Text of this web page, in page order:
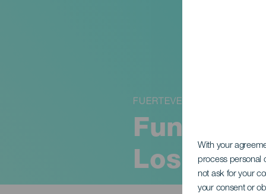
With your
process personal
not ask for your
your consent or
Los
FUERTEVENTURA